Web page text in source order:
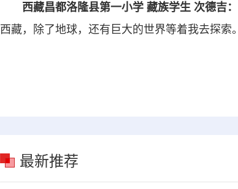
西藏昌都洛隆县第一小学 藏族学生 次德吉：
西藏，除了地球，还有巨大的世界等着我去探索。
最新推荐